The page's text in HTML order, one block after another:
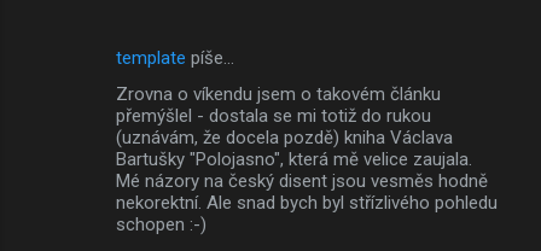
template píše…
Zrovna o víkendu jsem o takovém článku
přemýšlel - dostala se mi totiž do rukou
(uznávám, že docela pozdě) kniha Václava
Bartušky "Polojasno", která mě velice zaujala.
Mé názory na český disent jsou vesměs hodně
nekorektní. Ale snad bych byl střízlivého pohledu
schopen :-)